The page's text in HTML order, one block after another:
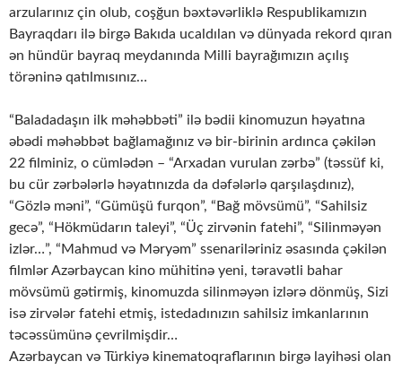
arzularınız çin olub, coşğun bəxtəvərliklə Respublikamızın
Bayraqdarı ilə birgə Bakıda ucaldılan və dünyada rekord qıran
ən hündür bayraq meydanında Milli bayrağımızın açılış
törəninə qatılmısınız…
“Baladadaşın ilk məhəbbəti” ilə bədii kinomuzun həyatına
əbədi məhəbbət bağlamağınız və bir-birinin ardınca çəkilən
22 filminiz, o cümlədən – “Arxadan vurulan zərbə” (təssüf ki,
bu cür zərbələrlə həyatınızda da dəfələrlə qarşılaşdınız),
“Gözlə məni”, “Gümüşü furqon”, “Bağ mövsümü”, “Sahilsiz
gecə”, “Hökmüdarın taleyi”, “Üç zirvənin fatehi”, “Silinməyən
izlər…”, “Mahmud və Məryəm” ssenariləriniz əsasında çəkilən
filmlər Azərbaycan kino mühitinə yeni, təravətli bahar
mövsümü gətirmiş, kinomuzda silinməyən izlərə dönmüş, Sizi
isə zirvələr fatehi etmiş, istedadınızın sahilsiz imkanlarının
təcəssümünə çevrilmişdir…
Azərbaycan və Türkiyə kinematoqraflarının birgə layihəsi olan